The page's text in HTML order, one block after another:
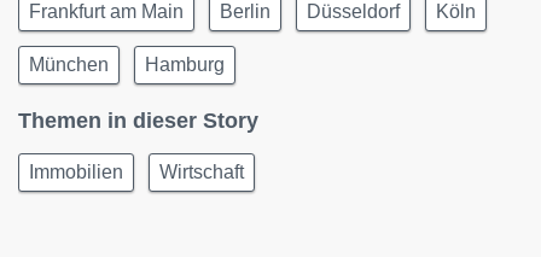
Frankfurt am Main Berlin Düsseldorf Köln
München Hamburg
Themen in dieser Story
Immobilien Wirtschaft